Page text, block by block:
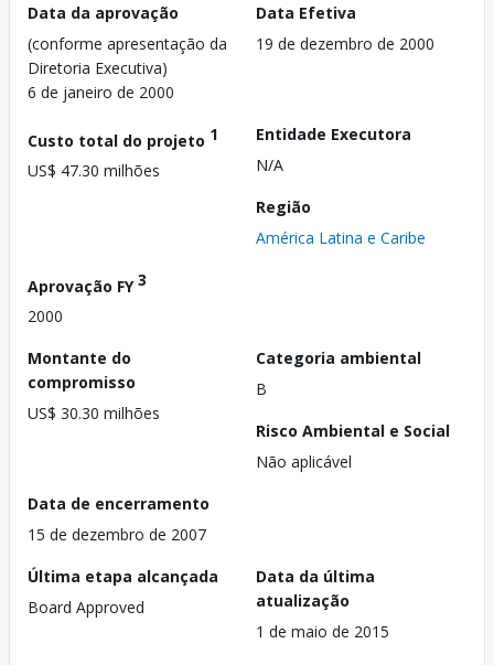
Data da aprovação
(conforme apresentação da
Diretoria Executiva)
6 de janeiro de 2000
Data Efetiva
19 de dezembro de 2000
Custo total do projeto 1
US$ 47.30 milhões
Entidade Executora
N/A
Região
América Latina e Caribe
Aprovação FY3
2000
Montante do
compromisso
US$ 30.30 milhões
Categoria ambiental
B
Risco Ambiental e Social
Não aplicável
Data de encerramento
15 de dezembro de 2007
Última etapa alcançada
Board Approved
Data da última
atualização
1 de maio de 2015